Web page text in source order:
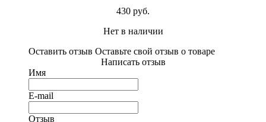
430 руб.
Нет в наличии
Оставить отзыв Оставьте свой отзыв о товаре
Написать отзыв
Имя
E-mail
Отзыв